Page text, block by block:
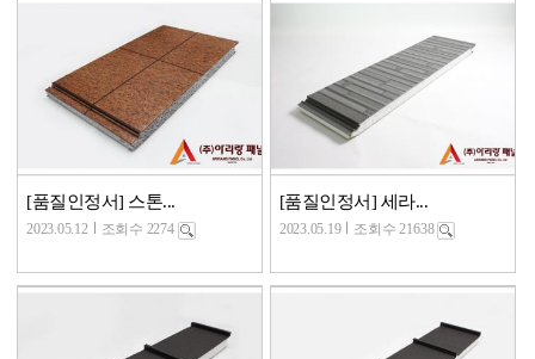
[품질인정서] 스톤...
2023.05.12 조회수 2274
[품질인정서] 세라...
2023.05.19 조회수 21638